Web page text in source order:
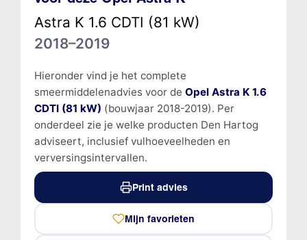
Astra K 1.6 CDTI (81 kW)
2018–2019
Hieronder vind je het complete
smeermiddelenadvies voor de Opel Astra K 1.6
CDTI (81 kW) (bouwjaar 2018-2019). Per
onderdeel zie je welke producten Den Hartog
adviseert, inclusief vulhoeveelheden en
verversingsintervallen.
Print advies
Mijn favorieten